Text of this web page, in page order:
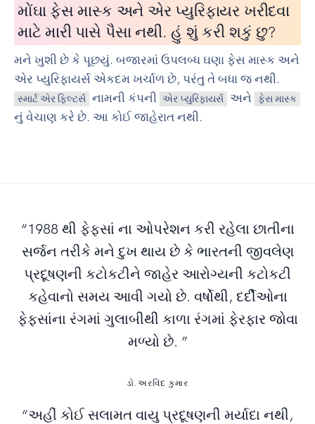
મોંઘા ફેસ માસ્ક અને એર પ્યુરિફાયર ખરીદવા
માટે મારી પાસે પૈસા નથી. હું શું કરી શકું છુ?
મને ખુશી છે કે પૂછયું. બજારમાં ઉપલબ્ધ ઘણા ફેસ માસ્ક અને
એર પ્યુરિફાયર્સ એકદમ ખર્ચાળ છે, પરંતુ તે બધા જ નથી.
સ્માર્ટ એર ફિલ્ટર્સ નામની કંપની એર પ્યુરિફાયર્સ અને ફેસ માસ્ક
નું વેચાણ કરે છે. આ કોઈ જાહેરાત નથી.
“1988 થી ફેફસાં ના ઓપરેશન કરી રહેલા છાતીના
સર્જન તરીકે મને દુખ થાય છે કે ભારતની જીવલેણ
પ્રદૂષણની કટોકટીને જાહેર આરોગ્યની કટોકટી
કહેવાનો સમય આવી ગયો છે. વર્ષોથી, દર્દીઓના
ફેફસાંના રંગમાં ગુલાબીથી કાળા રંગમાં ફેરફાર જોવા
મળ્યો છે. ”
ડો.અરવિંદ કુમાર
“અહીં કોઈ સલામત વાયુ પ્રદૂષણની મર્યાદા નથી,